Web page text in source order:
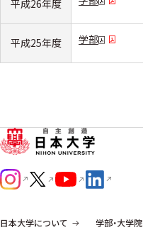
平成26年度
平成25年度 学部
日本大学について 学部・大学院